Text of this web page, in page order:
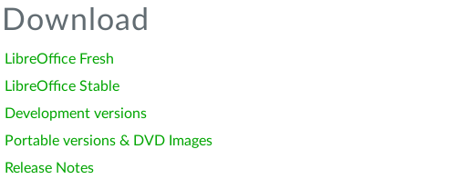
Download
LibreOffice Fresh
LibreOffice Stable
Development versions
Portable versions & DVD Images
Release Notes